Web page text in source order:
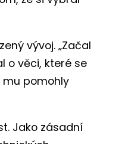
vývoj. „Začal
o věci, které se
mu pomohly
Jako zásadní